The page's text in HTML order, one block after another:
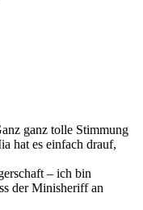
ganz tolle Stimmung
hat es einfach drauf,
– ich bin
der Minisheriff an